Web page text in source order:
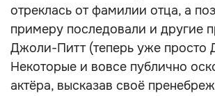
отреклась от фамилии отца, а
примеру последовали и другие
Джоли-Питт (теперь уже просто
Некоторые и вовсе публично
актёра, высказав своё